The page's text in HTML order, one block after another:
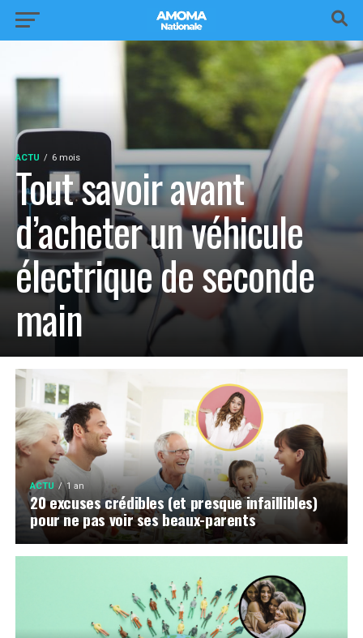
ACTU 6 mois
Tout savoir avant
d’acheter un véhicule
électrique de seconde
main
ACTU 1 an
20 excuses crédibles (et presque infaillibles)
pour ne pas voir ses beaux-parents